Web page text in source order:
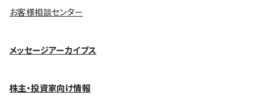
お客様相談センター
メッセージアーカイブス
株主・投資家向け情報